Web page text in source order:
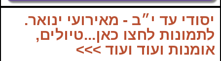
יסודי עד י״ב - מאירועי ינואר.
לתמונות לחצו כאן...טיולים,
אומנות ועוד ועוד >>>